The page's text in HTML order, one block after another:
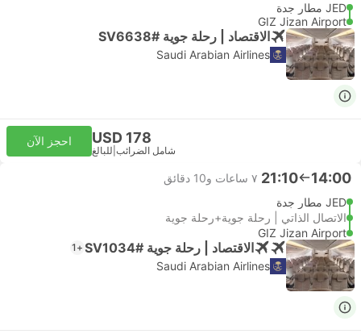
JED مطار جدة
GIZ Jizan Airport
الاقتصاد | رحلة جوية #SV6638
Saudi Arabian Airlines
USD 178
شامل الضرائب للبالغ
احجز الآن
14:00
21:10 ٧ ساعات و‫10 دقائق
JED مطار جدة
الاتصال الذاتي | رحلة جوية+رحلة جوية
GIZ Jizan Airport
الاقتصاد | رحلة جوية #SV1034 +1
Saudi Arabian Airlines